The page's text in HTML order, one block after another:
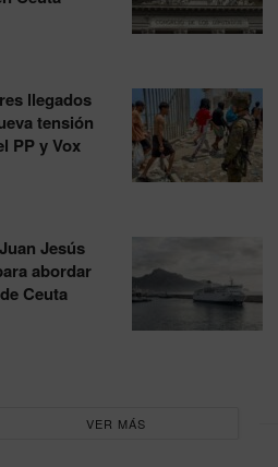
llegados
tensión
PP y Vox
Jesús
abordar
Ceuta
VER MÁS